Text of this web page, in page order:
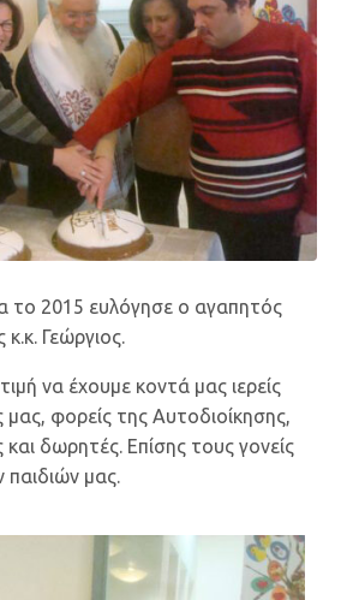
το 2015 ευλόγησε ο αγαπητός
Γεώργιος.
να έχουμε κοντά μας ιερείς
φορείς της Αυτοδιοίκησης,
δωρητές. Επίσης τους γονείς
παιδιών μας.